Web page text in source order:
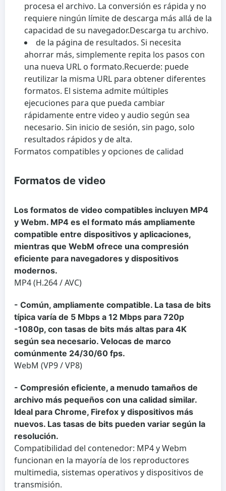
procesa el archivo. La conversión es rápida y no
requiere ningún límite de descarga más allá de la
capacidad de su navegador.Descarga tu archivo.
de la página de resultados. Si necesita
ahorrar más, simplemente repita los pasos con
una nueva URL o formato.Recuerde: puede
reutilizar la misma URL para obtener diferentes
formatos. El sistema admite múltiples
ejecuciones para que pueda cambiar
rápidamente entre video y audio según sea
necesario. Sin inicio de sesión, sin pago, solo
resultados rápidos y de alta.
Formatos compatibles y opciones de calidad
Formatos de video
Los formatos de video compatibles incluyen MP4
y Webm. MP4 es el formato más ampliamente
compatible entre dispositivos y aplicaciones,
mientras que WebM ofrece una compresión
eficiente para navegadores y dispositivos
modernos.
MP4 (H.264 / AVC)
- Común, ampliamente compatible. La tasa de bits
típica varía de 5 Mbps a 12 Mbps para 720p
-1080p, con tasas de bits más altas para 4K
según sea necesario. Velocas de marco
comúnmente 24/30/60 fps.
WebM (VP9 / VP8)
- Compresión eficiente, a menudo tamaños de
archivo más pequeños con una calidad similar.
Ideal para Chrome, Firefox y dispositivos más
nuevos. Las tasas de bits pueden variar según la
resolución.
Compatibilidad del contenedor: MP4 y Webm
funcionan en la mayoría de los reproductores
multimedia, sistemas operativos y dispositivos de
transmisión.